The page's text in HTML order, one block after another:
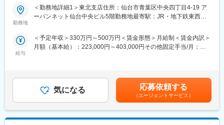
提供します。
・チームコンサルティングを主眼に置いて企業支援を行っている
・スタッフ全員が「全体最適」の視点を持って仕事を行うため、
コミュニケーションのズレも防ぐことができています。そのため
変更の範囲：会社の定める業務
■求人のポイント：
・第二新卒から資格取得を通して、市場価値を高めたい方にオス
を支えるコンサルタントとして新たなキャリアを築いてみません
か
■業務内容
当社が受注する補償コンサルタント業務をお任せいたします。
補償コンサルタント業務とは、国土交通省から依頼を受けて、公
共工事等を進めるために必要な土地や、その土地にある建物など
を調査し、適正な補償額を算定するとともに、地権者様などへ補
勤務地
＜勤務地詳細1＞東北支店住所：仙台市青葉区中央四丁目4-19 ア
ーバンネット仙台中央ビル5階勤務地最寄駅：JR・地下鉄東西線
プロジェクト先住所：宮城県内、福島県内、岩手県内 受動喫煙対
策：屋内全面禁煙変更の範囲：会社の定める事業所
給与
＜予定年収＞330万円～500万円＜賃金形態＞月給制＜賃金内訳＞
月額（基本給）：223,000円～403,000円その他固定手当/月：
下する可能性があります。月給(月額)は固定手当を含めた表記で
す。
気になる 応募依頼する
（エージェントサービス）